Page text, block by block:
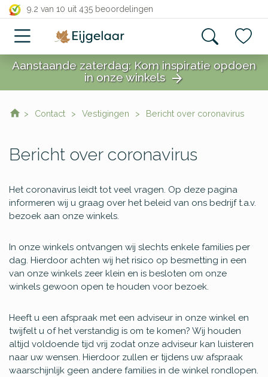
9.2 van 10 uit 435 beoordelingen
close
close
Aanstaande zaterdag: Kom inspiratie opdoen
in onze winkels arrow_forward
Contact Vestigingen Bericht over coronavirus
Bericht over coronavirus
Het coronavirus leidt tot veel vragen. Op deze pagina
informeren wij u graag over het beleid van ons bedrijf t.a.v.
bezoek aan onze winkels.
In onze winkels ontvangen wij slechts enkele families per
dag. Hierdoor achten wij het risico op besmetting in een
van onze winkels zeer klein en is besloten om onze
winkels gewoon open te houden voor bezoek.
Heeft u een afspraak met een adviseur in onze winkel en
twijfelt u of het verstandig is om te komen? Wij houden
altijd voldoende tijd vrij zodat onze adviseur kan luisteren
naar uw wensen. Hierdoor zullen er tijdens uw afspraak
waarschijnlijk geen andere families in de winkel rondlopen.